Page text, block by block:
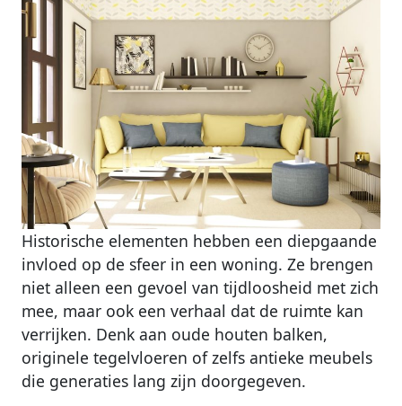
Historische elementen hebben een diepgaande
invloed op de sfeer in een woning. Ze brengen
niet alleen een gevoel van tijdloosheid met zich
mee, maar ook een verhaal dat de ruimte kan
verrijken. Denk aan oude houten balken,
originele tegelvloeren of zelfs antieke meubels
die generaties lang zijn doorgegeven.